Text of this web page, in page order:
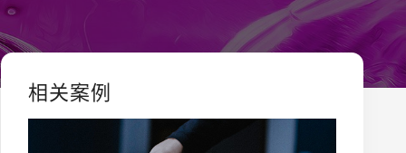
解决方案 企业网站建设解决方案
相关案例